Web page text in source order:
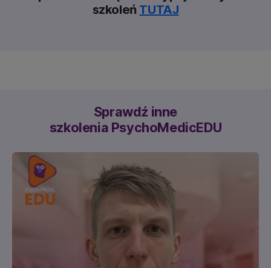
szkoleń TUTAJ
Sprawdź inne
szkolenia PsychoMedicEDU